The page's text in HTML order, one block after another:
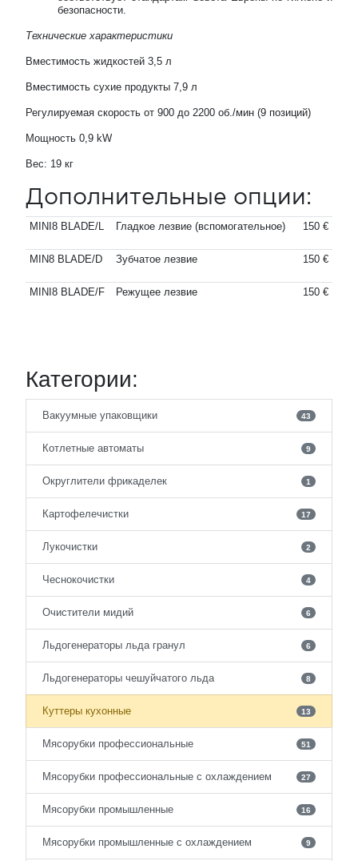
безопасности.
Технические характеристики
Вместимость жидкостей 3,5 л
Вместимость сухие продукты 7,9 л
Регулируемая скорость от 900 до 2200 об./мин (9 позиций)
Мощность 0,9 kW
Вес: 19 кг
Дополнительные опции:
MINI8 BLADE/L Гладкое лезвие (вспомогательное) 150 €
MIN8 BLADE/D Зубчатое лезвие 150 €
MINI8 BLADE/F Режущее лезвие 150 €
Категории:
Вакуумные упаковщики 43
Котлетные автоматы 9
Округлители фрикаделек 1
Картофелечистки 17
Лукочистки 2
Чеснокочистки 4
Очистители мидий 6
Льдогенераторы льда гранул 6
Льдогенераторы чешуйчатого льда 8
Куттеры кухонные 13
Мясорубки профессиональные 51
Мясорубки профессиональные с охлаждением 27
Мясорубки промышленные 16
Мясорубки промышленные с охлаждением 9